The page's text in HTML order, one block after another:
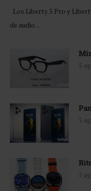
Los Liberty 5 Pro y
de audio …
5
5
5